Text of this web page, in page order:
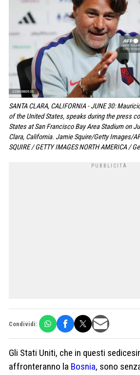
SANTA CLARA, CALIFORNIA - JUNE 30:
of the United States, speaks during the press
States at San Francisco Bay Area Stadium on
Clara, California. Jamie Squire/Getty Images/
SQUIRE / GETTY IMAGES NORTH AMERICA /
Condividi:
Gli Stati Uniti, che in questi
affronteranno la Bosnia, sono